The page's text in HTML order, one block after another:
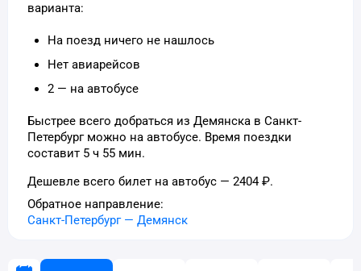
варианта:
На поезд ничего не нашлось
Нет авиарейсов
2 — на автобусе
Быстрее всего добраться из Демянска в Санкт-
Петербург можно на автобусе. Время поездки
составит 5 ч 55 мин.
Дешевле всего билет на автобус — 2404 ₽.
Обратное направление:
Санкт-Петербург— Демянск